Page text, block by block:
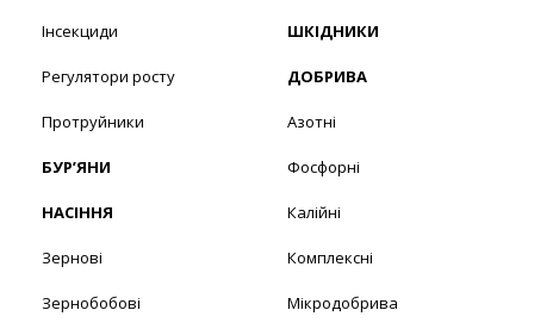
Інсекциди
Регулятори росту
Протруйники
БУР’ЯНИ
НАСІННЯ
Зернові
Зернобобові
ШКІДНИКИ
ДОБРИВА
Азотні
Фосфорні
Калійні
Комплексні
Мікродобрива